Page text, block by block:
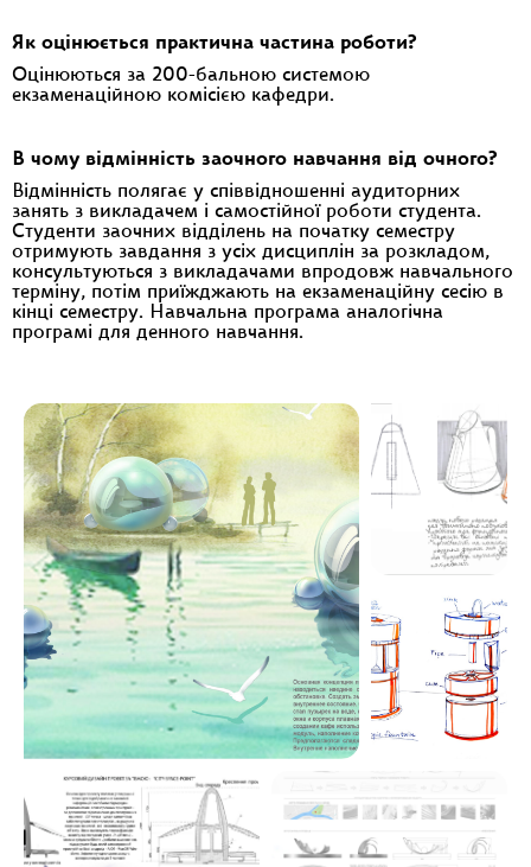
Як оцінюється практична частина роботи?
Оцінюються за 200-бальною системою
екзаменаційною комісією кафедри.
В чому відмінність заочного навчання від очного?
Відмінність полягає у співвідношенні аудиторних
занять з викладачем і самостійної роботи студента.
Студенти заочних відділень на початку семестру
отримують завдання з усіх дисциплін за розкладом,
консультуються з викладачами впродовж навчального
терміну, потім приїжджають на екзаменаційну сесію в
кінці семестру. Навчальна програма аналогічна
програмі для денного навчання.